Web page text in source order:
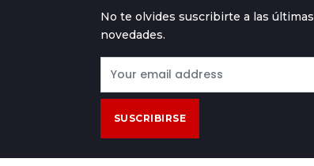
No te olvides suscribirte a las últimas
novedades.
SUSCRIBIRSE